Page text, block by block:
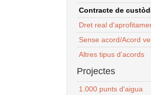
Contracte de
Dret real
Sense acord/Acord
Altres tipus d'acords
Projectes
1.000 punts d'aigua